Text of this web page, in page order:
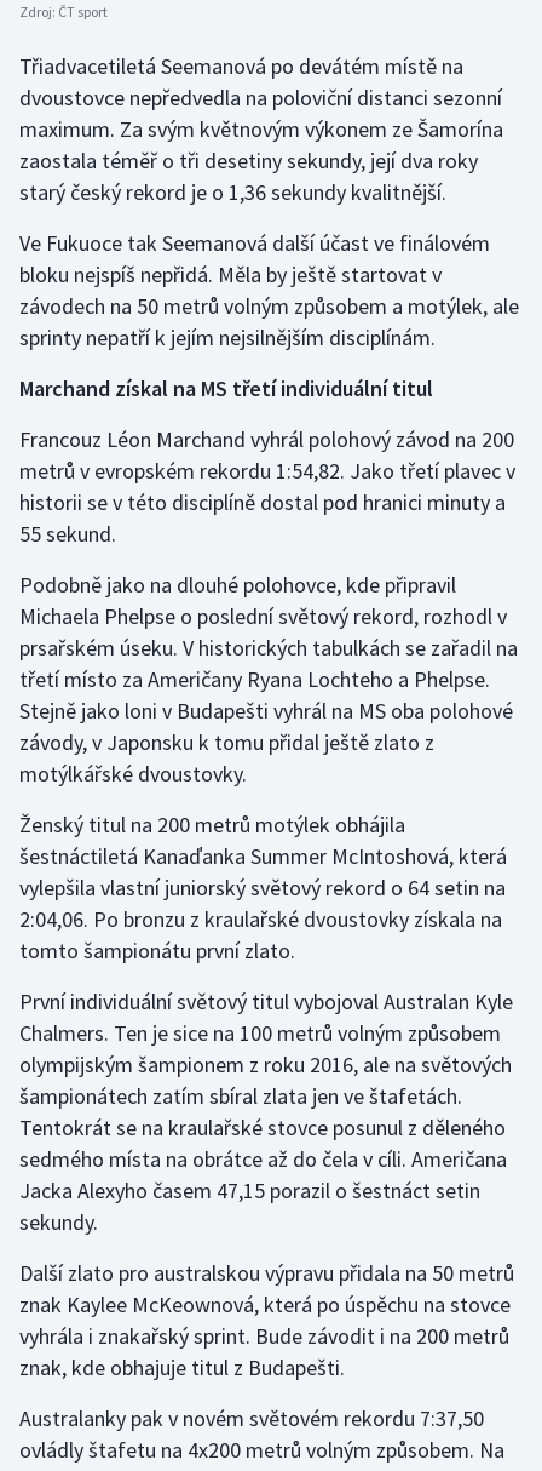
Jezdectví
Judo
Krasobruslení
Lezení
Lyže a snowboard
Moderní pětiboj
Parasport
Plavání
Plážový volejbal
Ragby
Rychlobruslení
Rychlostní kanoistika
Short track
Sportovní střelba
Stolní tenis
Triatlon
Veslování
Vodní slalom
Volejbal
Ostatní
Zdroj: ČT sport
Třiadvacetiletá Seemanová po devátém místě na
dvoustovce nepředvedla na poloviční distanci sezonní
maximum. Za svým květnovým výkonem ze Šamorína
zaostala téměř o tři desetiny sekundy, její dva roky
starý český rekord je o 1,36 sekundy kvalitnější.
Ve Fukuoce tak Seemanová další účast ve finálovém
bloku nejspíš nepřidá. Měla by ještě startovat v
závodech na 50 metrů volným způsobem a motýlek, ale
sprinty nepatří k jejím nejsilnějším disciplínám.
Marchand získal na MS třetí individuální titul
Francouz Léon Marchand vyhrál polohový závod na 200
metrů v evropském rekordu 1:54,82. Jako třetí plavec v
historii se v této disciplíně dostal pod hranici minuty a
55 sekund.
Podobně jako na dlouhé polohovce, kde připravil
Michaela Phelpse o poslední světový rekord, rozhodl v
prsařském úseku. V historických tabulkách se zařadil na
třetí místo za Američany Ryana Lochteho a Phelpse.
Stejně jako loni v Budapešti vyhrál na MS oba polohové
závody, v Japonsku k tomu přidal ještě zlato z
motýlkářské dvoustovky.
Ženský titul na 200 metrů motýlek obhájila
šestnáctiletá Kanaďanka Summer McIntoshová, která
vylepšila vlastní juniorský světový rekord o 64 setin na
2:04,06. Po bronzu z kraulařské dvoustovky získala na
tomto šampionátu první zlato.
První individuální světový titul vybojoval Australan Kyle
Chalmers. Ten je sice na 100 metrů volným způsobem
olympijským šampionem z roku 2016, ale na světových
šampionátech zatím sbíral zlata jen ve štafetách.
Tentokrát se na kraulařské stovce posunul z děleného
sedmého místa na obrátce až do čela v cíli. Američana
Jacka Alexyho časem 47,15 porazil o šestnáct setin
sekundy.
Další zlato pro australskou výpravu přidala na 50 metrů
znak Kaylee McKeownová, která po úspěchu na stovce
vyhrála i znakařský sprint. Bude závodit i na 200 metrů
znak, kde obhajuje titul z Budapešti.
Australanky pak v novém světovém rekordu 7:37,50
ovládly štafetu na 4x200 metrů volným způsobem. Na